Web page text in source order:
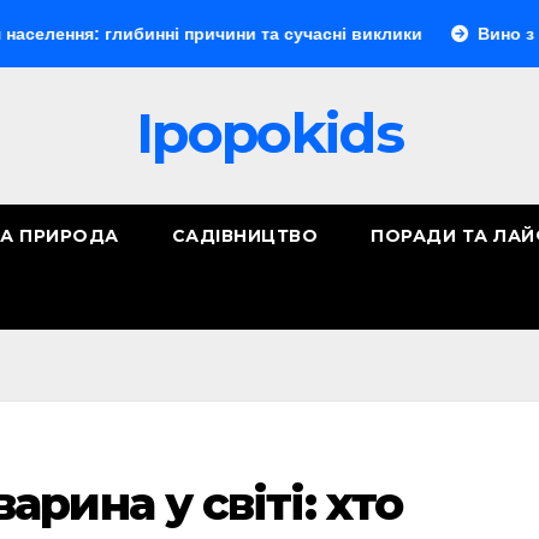
глибинні причини та сучасні виклики Вино з порічок:
Ipopokids
ПРИРОДА САДІВНИЦТВО ПОРАДИ ТА
у світі: хто